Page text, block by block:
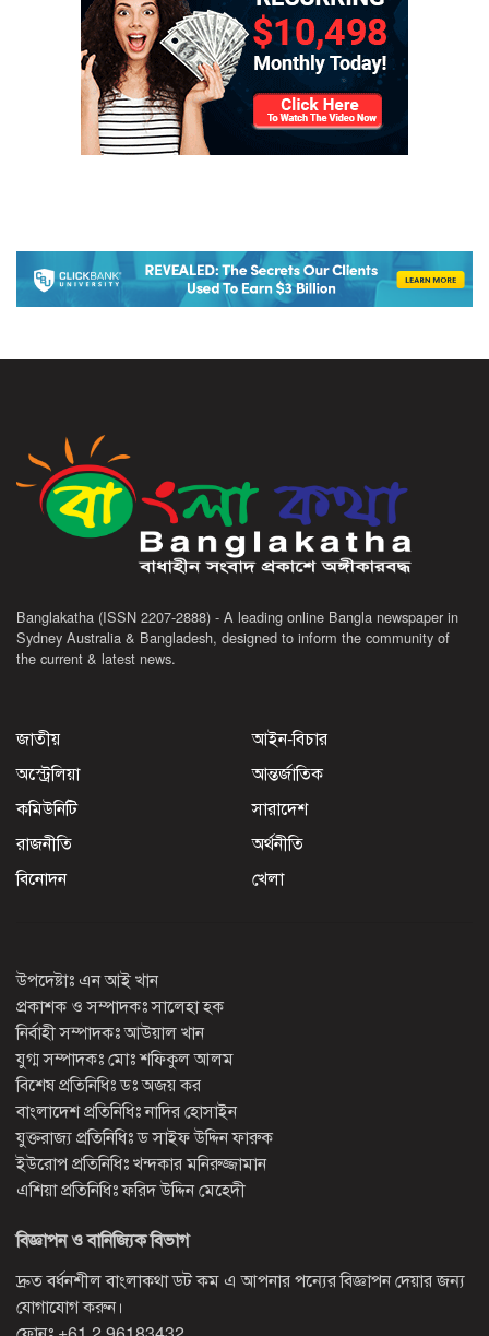
Banglakatha (ISSN 2207-2888) - A leading online Bangla newspaper in
Sydney Australia & Bangladesh, designed to inform the community of
the current & latest news.
জাতীয়
আইন-বিচার
অস্ট্রেলিয়া
আন্তর্জাতিক
কমিউনিটি
সারাদেশ
রাজনীতি
অর্থনীতি
বিনোদন
খেলা
উপদেষ্টাঃ এন আই খান
প্রকাশক ও সম্পাদকঃ সালেহা হক
নির্বাহী সম্পাদকঃ আউয়াল খান
যুগ্ম সম্পাদকঃ মোঃ শফিকুল আলম
বিশেষ প্রতিনিধিঃ ডঃ অজয় কর
বাংলাদেশ প্রতিনিধিঃ নাদির হোসাইন
যুক্তরাজ্য প্রতিনিধিঃ ড সাইফ উদ্দিন ফারুক
ইউরোপ প্রতিনিধিঃ খন্দকার মনিরুজ্জামান
এশিয়া প্রতিনিধিঃ ফরিদ উদ্দিন মেহেদী
বিজ্ঞাপন ও বানিজ্যিক বিভাগ
দ্রুত বর্ধনশীল বাংলাকথা ডট কম এ আপনার পন্যের বিজ্ঞাপন দেয়ার জন্য
যোগাযোগ করুন।